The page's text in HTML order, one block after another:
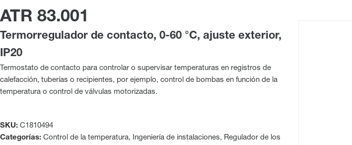
ATR 83.001
Termorregulador de contacto, 0-60 °C, ajuste exterior,
IP20
Termostato de contacto para controlar o supervisar temperaturas en registros de
calefacción, tuberías o recipientes, por ejemplo, control de bombas en función de la
temperatura o control de válvulas motorizadas.
SKU: C1810494
Categorías: Control de la temperatura, Ingeniería de instalaciones, Regulador de los